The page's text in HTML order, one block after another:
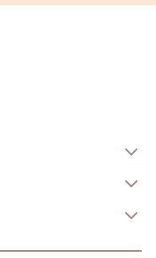
型，選擇最合適的治療方
善程度，這樣才能真正達到
膚表層的痘疤進行處理。它
變得更平滑，並刺激膠原蛋
，整體膚質會有所改善。不
，由於操作難度較高，醫師
會加重痘疤的狀況。傳統
會依照治療的部位而有所
用陣式能量輸出的雷射治療
破壞的皮膚，形成像「島
。不過，因為這樣的治療
狀光束密度的提升，會逐漸